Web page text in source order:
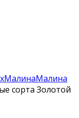
МалинаМалина
сорта Золотой